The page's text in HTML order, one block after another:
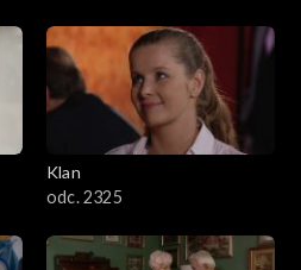
Klan
odc. 2325